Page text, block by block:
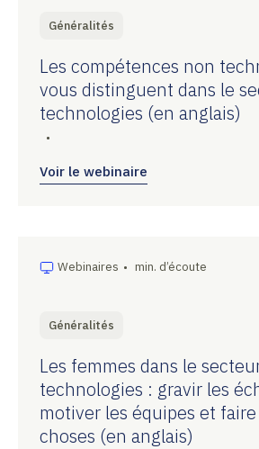
Généralités
Les compétences non
vous distinguent dans le
technologies (en anglais)
•
Voir le webinaire
Webinaires • min. d’écoute
Généralités
Les femmes dans le
technologies : gravir les
motiver les équipes et
choses (en anglais)